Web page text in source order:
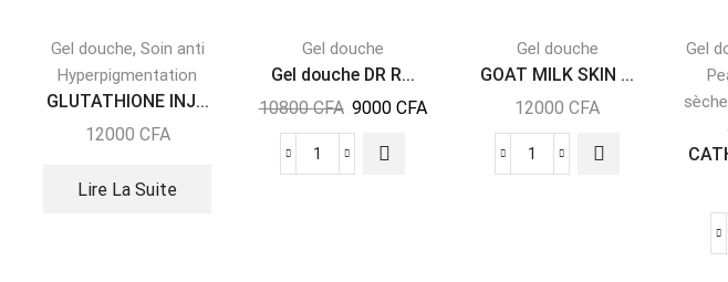
Gel douche, Soin anti
Hyperpigmentation
GLUTATHIONE INJ...
12000 CFA
Lire La Suite
Gel douche
Gel douche DR R...
10800CFA 9000 CFA
Gel douche
GOAT MILK SKIN ...
12000CFA
Gel